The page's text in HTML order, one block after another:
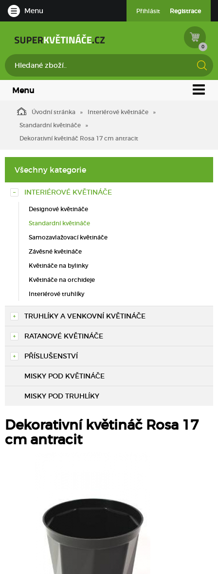
Menu Přihlásit Registrace
0
Menu
Úvodní stránka
Interiérové květináče
Standardní květináče
Dekorativní květináč Rosa 17 cm antracit
Všechny kategorie
INTERIÉROVÉ KVĚTINÁČE
Designové květináče
Standardní květináče
Samozavlažovací květináče
Závěsné květináče
Květináče na bylinky
Květináče na orchideje
Interiérové truhlíky
TRUHLÍKY A VENKOVNÍ KVĚTINÁČE
RATANOVÉ KVĚTINÁČE
PŘÍSLUŠENSTVÍ
MISKY POD KVĚTINÁČE
MISKY POD TRUHLÍKY
Dekorativní květináč Rosa 17
cm antracit